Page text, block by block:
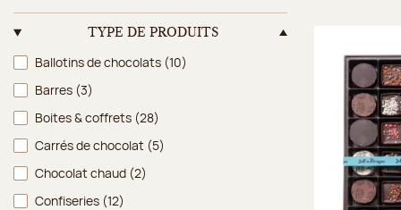
TYPE DE PRODUITS
Type de produits
Ballotins de chocolats (10)
Barres (3)
Boites & coffrets (28)
Carrés de chocolat (5)
Chocolat chaud (2)
Confiseries (12)